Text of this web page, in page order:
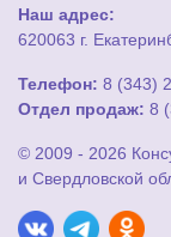
Наш адрес:
620063 г.
Телефон: 8 (343)
Отдел продаж: 8
© 2009 - 2026
и Свердловской